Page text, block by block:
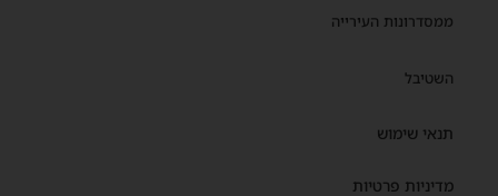
ממסדרונות העירייה
השטיבל
תנאי שימוש
מדיניות פרטיות